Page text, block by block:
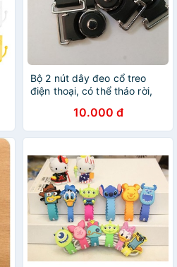
Bộ 2 nút dây đeo cổ treo
điện thoại, có thể tháo rời,
10.000 đ